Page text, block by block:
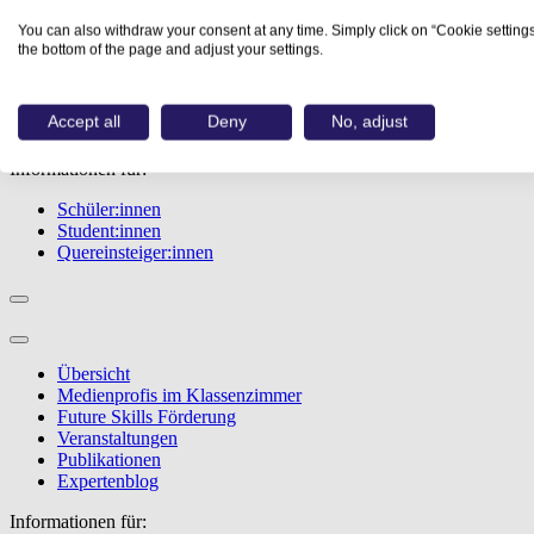
Übersicht
Berufe
Studiengänge
Berufstest
Bewerbungstipps
Informationen für:
Schüler:innen
Student:innen
Quereinsteiger:innen
Übersicht
Medienprofis im Klassenzimmer
Future Skills Förderung
Veranstaltungen
Publikationen
Expertenblog
Informationen für:
You can also withdraw your consent at any time. Simply click on “Cookie
the bottom of the page and adjust your settings.
Accept all Deny No, adjust